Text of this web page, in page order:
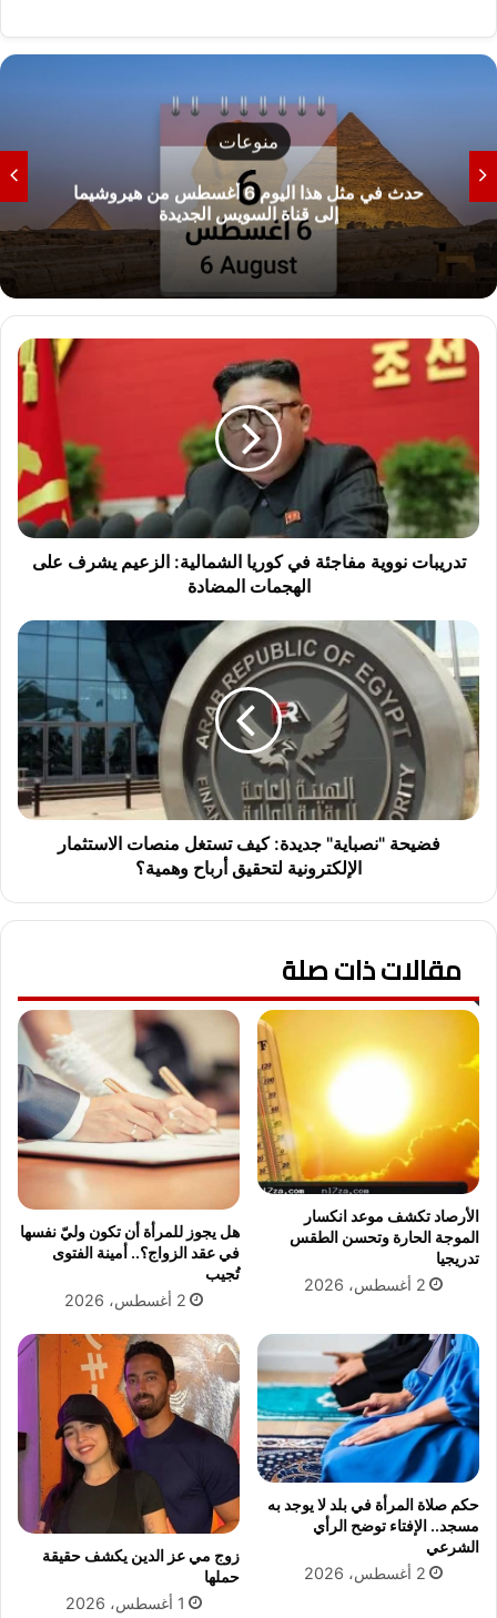
منوعات
حدث في مثل هذا اليوم 6 أغسطس من هيروشيما
إلى قناة السويس الجديدة
ت
ا
ت
ن
و
م
ف
ا
ج
ئ
ة
ف
ي
ك
ا
م
ا
ل
ي
:
ا
ل
ز
ع
ي
م
ف
ع
ل
ى
ا
ل
ج
م
تدريبات نووية مفاجئة في كوريا الشمالية: الزعيم يشرف على
الهجمات المضادة
ف
ض
ي
ح
ة
"
ص
ب
"
د
ة
:
ك
ف
ت
س
ت
غ
ل
م
ت
ا
ل
ا
س
ت
م
ا
فضيحة "نصباية" جديدة: كيف تستغل منصات الاستثمار
الإلكترونية لتحقيق أرباح وهمية؟
مقالات ذات صلة
الأرصاد تكشف موعد انكسار
الموجة الحارة وتحسن الطقس
تدريجيا
2 أغسطس، 2026
هل يجوز للمرأة أن تكون وليّ نفسها
في عقد الزواج؟.. أمينة الفتوى
تُجيب
2 أغسطس، 2026
حكم صلاة المرأة في بلد لا يوجد به
مسجد.. الإفتاء توضح الرأي
الشرعي
2 أغسطس، 2026
زوج مي عز الدين يكشف حقيقة
حملها
1 أغسطس، 2026